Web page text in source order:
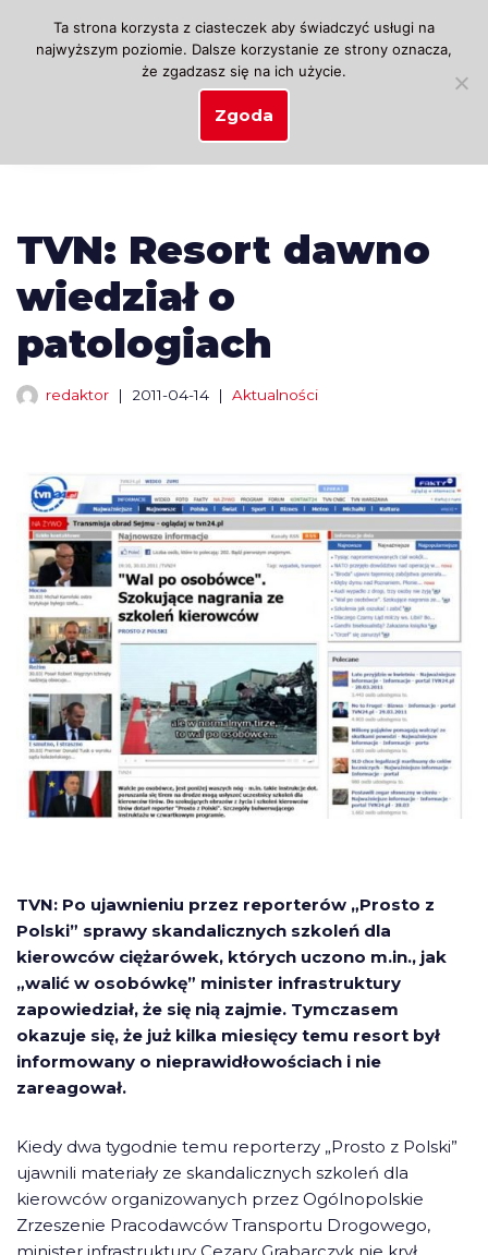
Przejdź
TVN: Resort dawno
wiedział o
patologiach
redaktor 2011-04-14 Aktualności
TVN: Po ujawnieniu przez reporterów „Prosto z
Polski” sprawy skandalicznych szkoleń dla
kierowców ciężarówek, których uczono m.in., jak
„walić w osobówkę” minister infrastruktury
zapowiedział, że się nią zajmie. Tymczasem
okazuje się, że już kilka miesięcy temu resort był
informowany o nieprawidłowościach i nie
zareagował.
Kiedy dwa tygodnie temu reporterzy „Prosto z Polski”
ujawnili materiały ze skandalicznych szkoleń dla
kierowców organizowanych przez Ogólnopolskie
Zrzeszenie Pracodawców Transportu Drogowego,
Ta strona korzysta z ciasteczek aby świadczyć usługi na
najwyższym poziomie. Dalsze korzystanie ze strony oznacza,
że zgadzasz się na ich użycie.
Zgoda